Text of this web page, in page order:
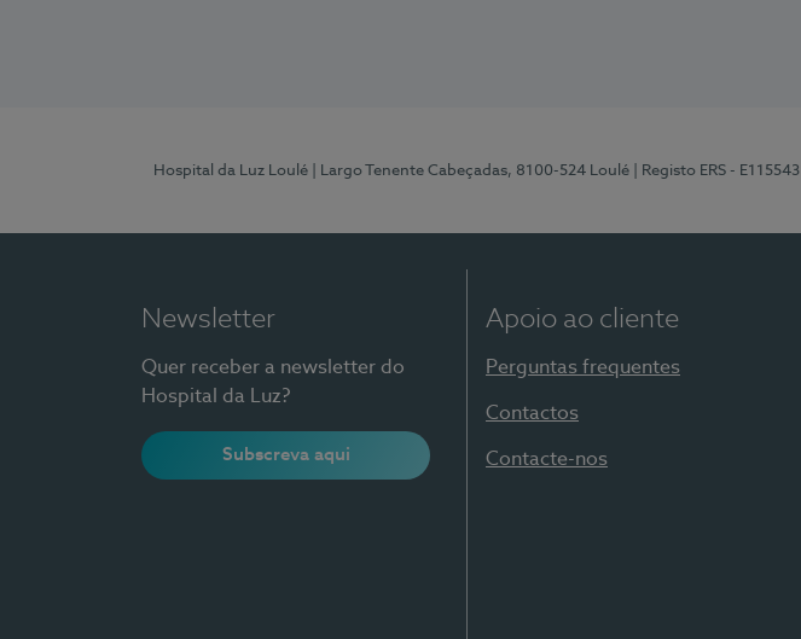
Hospital da Luz Loulé | Largo Tenente Cabeçadas, 8100-524 Loulé | Registo ERS - E115543
Newsletter
Quer receber a newsletter do
Hospital da Luz?
Subscreva aqui
Apoio ao cliente
Perguntas frequentes
Contactos
Contacte-nos